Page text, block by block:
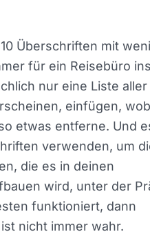
nicht die
und du kannst
Überschriften mit
immer für ein Reisebüro
tatsächlich nur eine
erscheinen, einfügen,
oder so etwas
Überschriften
Sprache zu